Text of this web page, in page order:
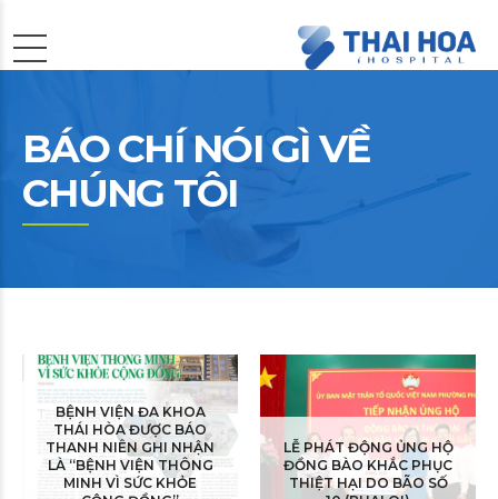
BÁO CHÍ NÓI GÌ VỀ
CHÚNG TÔI
BỆNH VIỆN ĐA KHOA
THÁI HÒA ĐƯỢC BÁO
THANH NIÊN GHI NHẬN
LÀ “BỆNH VIỆN THÔNG
MINH VÌ SỨC KHỎE
LỄ PHÁT ĐỘNG ỦNG HỘ
ĐỒNG BÀO KHẮC PHỤC
THIỆT HẠI DO BÃO SỐ